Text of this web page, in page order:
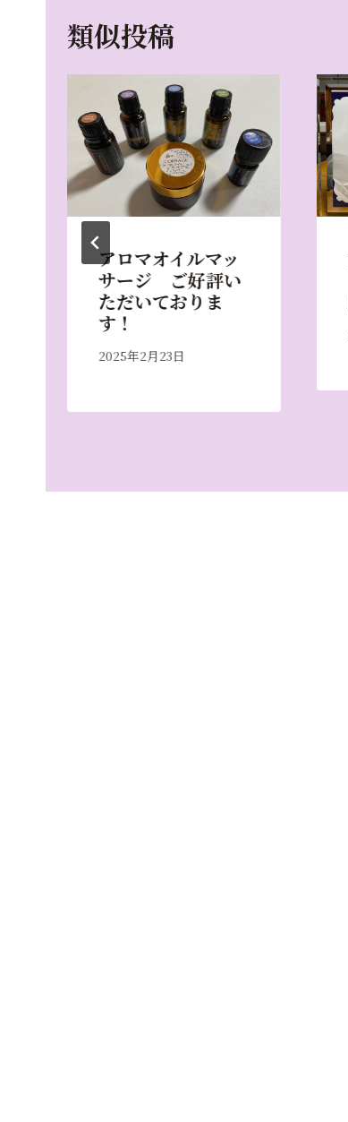
ー
シ
類似投稿
アロマオイルマッ
サージ ご好評い
ただいておりま
す！
2025年2月23日